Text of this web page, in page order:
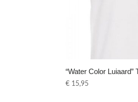
“Water Color Luiaard”
€ 15,95